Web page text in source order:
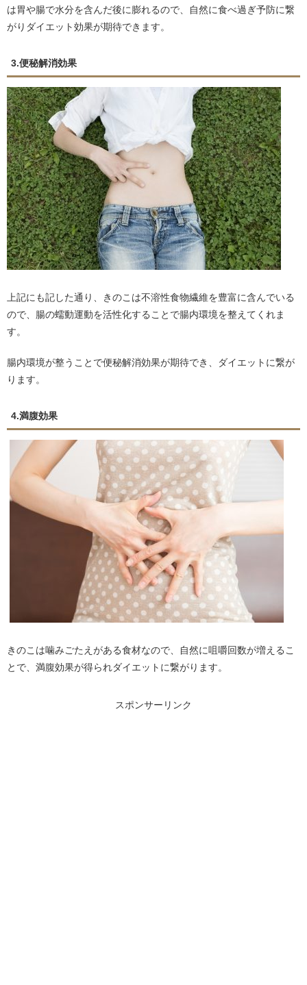
は胃や腸で水分を含んだ後に膨れるので、自然に食べ過ぎ予防に繋
がりダイエット効果が期待できます。
3.便秘解消効果
上記にも記した通り、きのこは不溶性食物繊維を豊富に含んでいる
ので、腸の蠕動運動を活性化することで腸内環境を整えてくれま
す。
腸内環境が整うことで便秘解消効果が期待でき、ダイエットに繋が
ります。
4.満腹効果
きのこは噛みごたえがある食材なので、自然に咀嚼回数が増えるこ
とで、満腹効果が得られダイエットに繋がります。
スポンサーリンク